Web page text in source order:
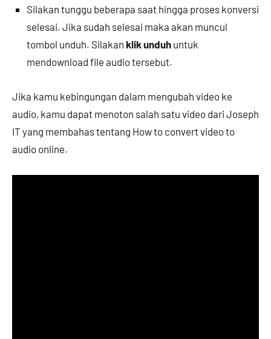
Silakan tunggu beberapa saat hingga proses konversi
selesai. Jika sudah selesai maka akan muncul
tombol unduh. Silakan klik unduh untuk
mendownload file audio tersebut.
Jika kamu kebingungan dalam mengubah video ke
audio, kamu dapat menoton salah satu video dari Joseph
IT yang membahas tentang How to convert video to
audio online.